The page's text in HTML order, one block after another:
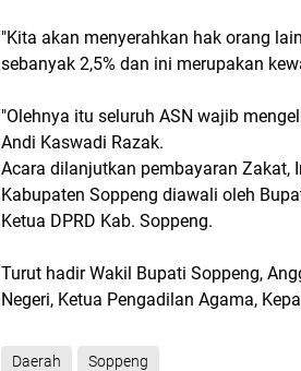
"Kita akan menyerahkan hak orang
sebanyak 2,5% dan ini merupakan
"Olehnya itu seluruh ASN wajib
Andi Kaswadi Razak.
Acara dilanjutkan pembayaran Zakat,
Kabupaten Soppeng diawali oleh
Ketua DPRD Kab. Soppeng.
Turut hadir Wakil Bupati Soppeng,
Negeri, Ketua Pengadilan Agama,
Daerah Soppeng